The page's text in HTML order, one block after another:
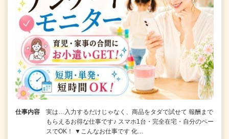
仕事内容
実は…入力するだけじゃなく、商品をタダで試せて 報酬まで
もらえるお得な仕事です♪ スマホ1台・完全在宅・自分のペー
スでOK！ ▼こんなお仕事です 化…